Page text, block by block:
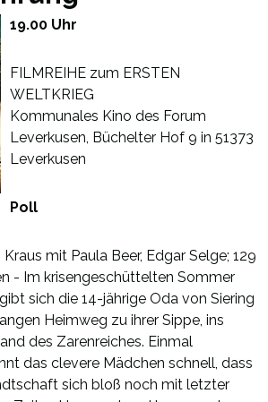
19.00 Uhr
FILMREIHE zum ERSTEN
WELTKRIEG
Kommunales Kino des Forum
Leverkusen, Büchelter Hof 9 in 51373
Leverkusen
Poll
Kraus mit Paula Beer, Edgar Selge; 129
- Im krisengeschüttelten Sommer
sich die 14-jährige Oda von Siering
Heimweg zu ihrer Sippe, ins
des Zarenreiches. Einmal
das clevere Mädchen schnell, dass
sich bloß noch mit letzter